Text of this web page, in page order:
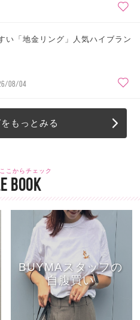
い「地金リング」人気ハイブラン
08/04
もっとみる
こからチェック
BOOK
BUYMAスタッフの
自腹買い